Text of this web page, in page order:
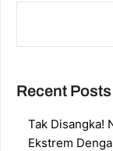
Recent Posts
Tak Disangka!
Ekstrem